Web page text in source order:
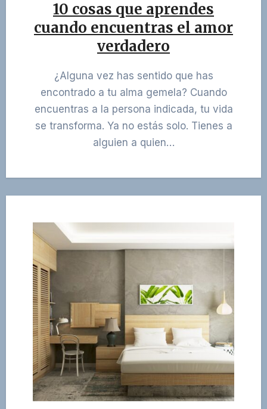
10 cosas que aprendes
cuando encuentras el amor
verdadero
¿Alguna vez has sentido que has
encontrado a tu alma gemela? Cuando
encuentras a la persona indicada, tu vida
se transforma. Ya no estás solo. Tienes a
alguien a quien…